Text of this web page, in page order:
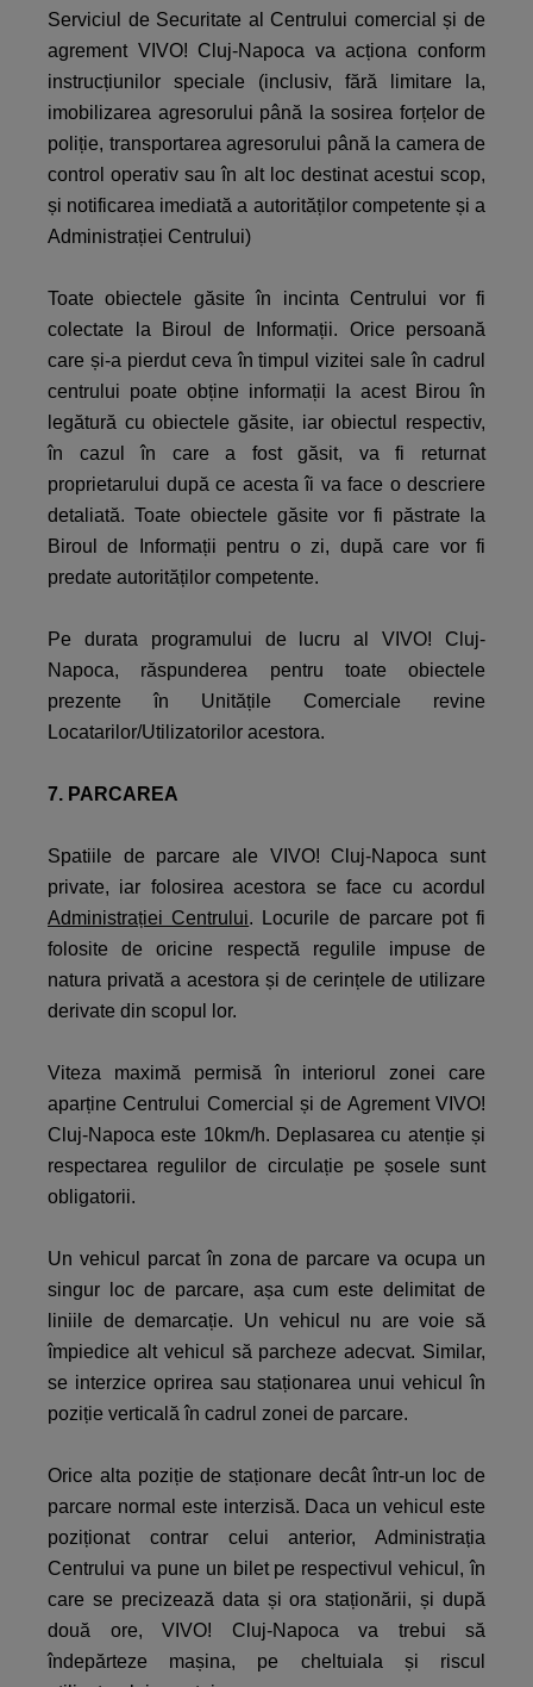
Serviciul de Securitate al Centrului comercial și de
agrement VIVO! Cluj-Napoca va acționa conform
instrucțiunilor speciale (inclusiv, fără limitare la,
imobilizarea agresorului până la sosirea forțelor de
poliție, transportarea agresorului până la camera de
control operativ sau în alt loc destinat acestui scop,
și notificarea imediată a autorităților competente și a
Administrației Centrului)
Toate obiectele găsite în incinta Centrului vor fi
colectate la Biroul de Informații. Orice persoană
care și-a pierdut ceva în timpul vizitei sale în cadrul
centrului poate obține informații la acest Birou în
legătură cu obiectele găsite, iar obiectul respectiv,
în cazul în care a fost găsit, va fi returnat
proprietarului după ce acesta îi va face o descriere
detaliată. Toate obiectele găsite vor fi păstrate la
Biroul de Informații pentru o zi, după care vor fi
predate autorităților competente.
Pe durata programului de lucru al VIVO! Cluj-
Napoca, răspunderea pentru toate obiectele
prezente în Unitățile Comerciale revine
Locatarilor/Utilizatorilor acestora.
7. PARCAREA
Spatiile de parcare ale VIVO! Cluj-Napoca sunt
private, iar folosirea acestora se face cu acordul
Administrației Centrului. Locurile de parcare pot fi
folosite de oricine respectă regulile impuse de
natura privată a acestora și de cerințele de utilizare
derivate din scopul lor.
Viteza maximă permisă în interiorul zonei care
aparține Centrului Comercial și de Agrement VIVO!
Cluj-Napoca este 10km/h. Deplasarea cu atenție și
respectarea regulilor de circulație pe șosele sunt
obligatorii.
Un vehicul parcat în zona de parcare va ocupa un
singur loc de parcare, așa cum este delimitat de
liniile de demarcație. Un vehicul nu are voie să
împiedice alt vehicul să parcheze adecvat. Similar,
se interzice oprirea sau staționarea unui vehicul în
poziție verticală în cadrul zonei de parcare.
Orice alta poziție de staționare decât într-un loc de
parcare normal este interzisă. Daca un vehicul este
poziționat contrar celui anterior, Administrația
Centrului va pune un bilet pe respectivul vehicul, în
care se precizează data și ora staționării, și după
două ore, VIVO! Cluj-Napoca va trebui să
îndepărteze mașina, pe cheltuiala și riscul